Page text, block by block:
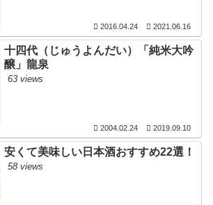
2016.04.24 2021.06.16
十四代（じゅうよんだい）「純米大吟
醸」龍泉
63 views
2004.02.24 2019.09.10
安くて美味しい日本酒おすすめ22選！
58 views